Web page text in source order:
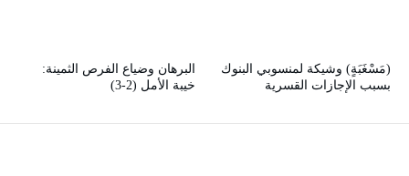
البرهان وضياع الفرص الثمينة:
خيبة الأمل (2-3)
(مَسْغَبَةٍ) وشيكة لمنسوبي البنوك
بسبب الإجازات القسرية